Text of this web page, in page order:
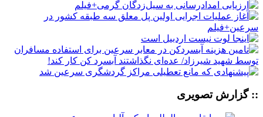
:: گزارش تصویری